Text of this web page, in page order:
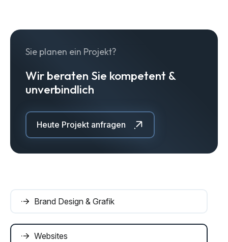
Sie planen ein Projekt?
Wir beraten Sie kompetent &
unverbindlich
Heute Projekt anfragen
Brand Design & Grafik
Websites